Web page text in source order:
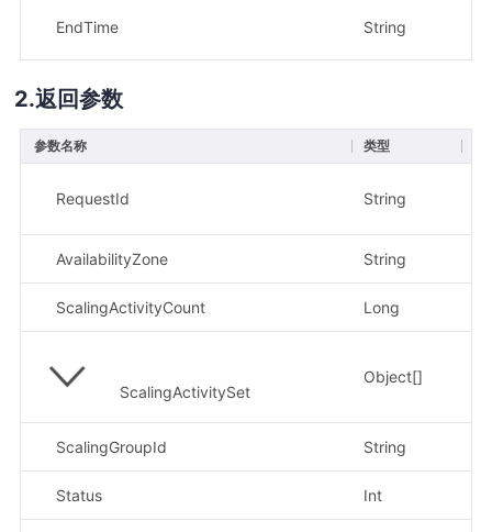
EndTime String
返回参数
参数名称 类型
RequestId String
AvailabilityZone String
ScalingActivityCount Long
ScalingActivitySet
Object[]
ScalingGroupId String
Status Int